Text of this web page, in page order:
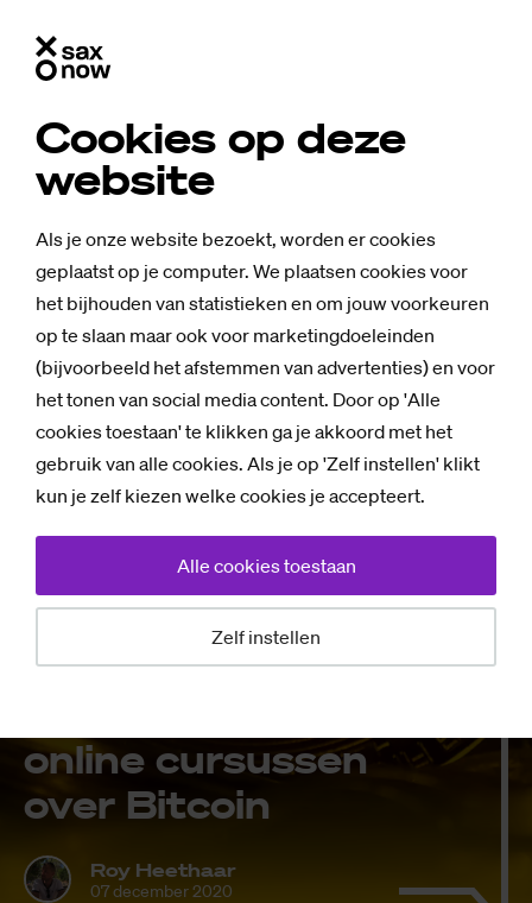
Cookies op deze
website
Als je onze website bezoekt, worden er cookies
geplaatst op je computer. We plaatsen cookies voor
het bijhouden van statistieken en om jouw voorkeuren
op te slaan maar ook voor marketingdoeleinden
(bijvoorbeeld het afstemmen van advertenties) en voor
het tonen van social media content. Door op 'Alle
cookies toestaan' te klikken ga je akkoord met het
gebruik van alle cookies. Als je op 'Zelf instellen' klikt
kun je zelf kiezen welke cookies je accepteert.
Zelf instellen
Alle cookies toestaan
Achtergrond
Hon­der­den aan­
on­li­ne cur­sus­sen
over Bit­coin
Roy Heethaar
07 december 2020